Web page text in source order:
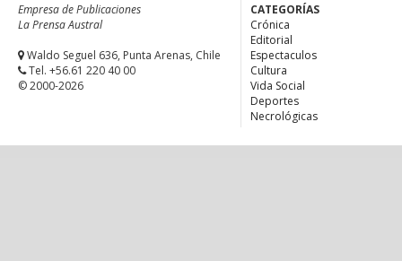
Empresa de Publicaciones
La Prensa Austral
Waldo Seguel 636, Punta Arenas, Chile
Tel. +56.61 220 40 00
© 2000-2026
CATEGORÍAS
Crónica
Editorial
Espectaculos
Cultura
Vida Social
Deportes
Necrológicas